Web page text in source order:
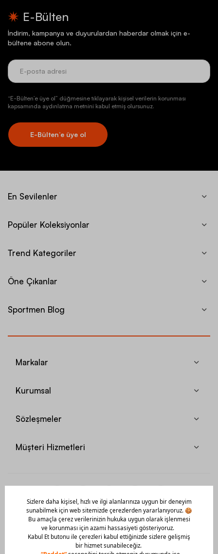
E-Bülten
İndirim, kampanya ve duyurulardan haberdar olmak için e-
bültene abone olun.
“E-Bülten’e üye ol” düğmesine tıklayarak kişisel verilerin korunması
kapsamında aydınlatma metnini kabul etmiş olursunuz.
E-Bülten’e üye ol
En Sevilenler
Popüler Koleksiyonlar
Trend Kategoriler
Öne Çıkanlar
Sportmen Blog
Markalar
Kurumsal
Sözleşmeler
Müşteri Hizmetleri
Mobil Uygulamamızı Hemen İndir!